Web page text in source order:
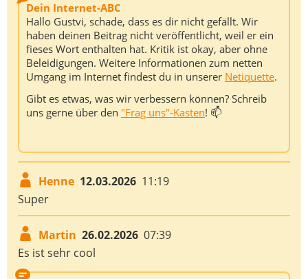
Dein Internet-ABC
Hallo Gustvi, schade, dass es dir nicht gefällt. Wir
haben deinen Beitrag nicht veröffentlicht, weil er ein
fieses Wort enthalten hat. Kritik ist okay, aber ohne
Beleidigungen. Weitere Informationen zum netten
Umgang im Internet findest du in unserer Netiquette.
Gibt es etwas, was wir verbessern können? Schreib
uns gerne über den "Frag uns"-Kasten! 📫
Henne 12.03.2026 11:19
Super
Martin 26.02.2026 07:39
Es ist sehr cool